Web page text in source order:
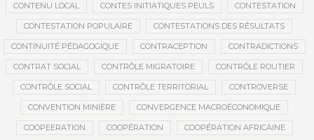
CONTENU LOCAL CONTES INITIATIQUES PEULS CONTESTATION
CONTESTATION POPULAIRE CONTESTATIONS DES RÉSULTATS
CONTINUITÉ PÉDAGOGIQUE CONTRACEPTION CONTRADICTIONS
CONTRAT SOCIAL CONTRÔLE MIGRATOIRE CONTRÔLE ROUTIER
CONTRÔLE SOCIAL CONTRÔLE TERRITORIAL CONTROVERSE
CONVENTION MINIÈRE CONVERGENCE MACROÉCONOMIQUE
COOPEERATION COOPÉRATION COOPÉRATION AFRICAINE